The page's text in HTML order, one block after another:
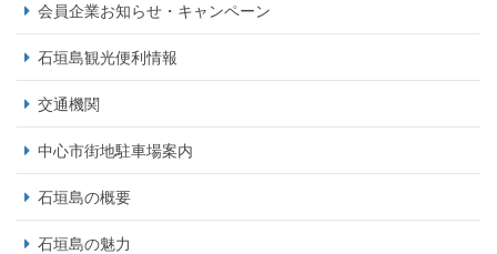
会員企業お知らせ・キャンペーン
石垣島観光便利情報
交通機関
中心市街地駐車場案内
石垣島の概要
石垣島の魅力